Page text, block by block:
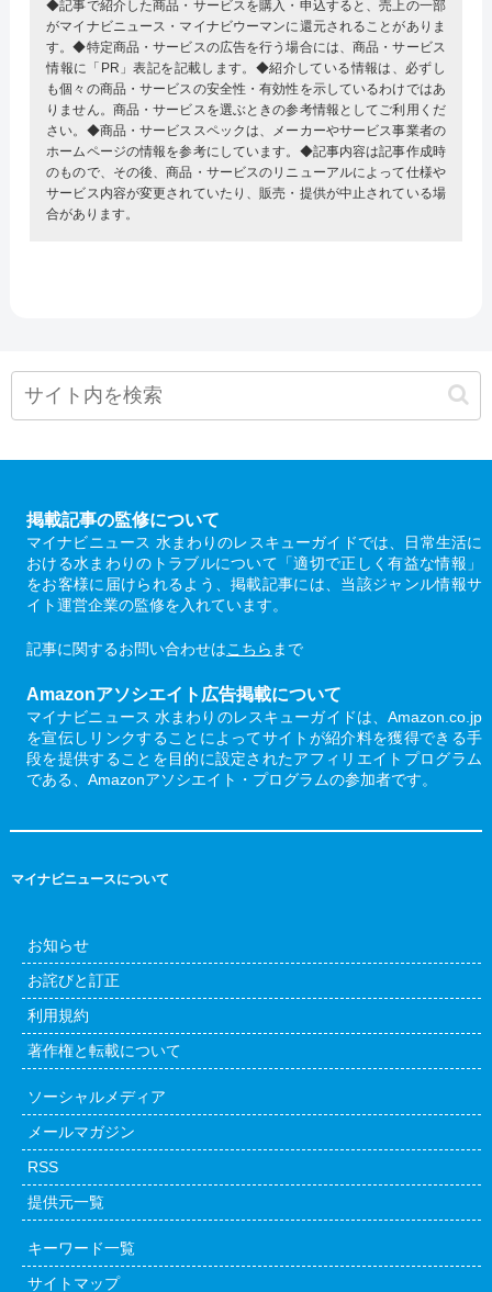
◆記事で紹介した商品・サービスを購入・申込すると、売上の一部
がマイナビニュース・マイナビウーマンに還元されることがありま
す。◆特定商品・サービスの広告を行う場合には、商品・サービス
情報に「PR」表記を記載します。◆紹介している情報は、必ずし
も個々の商品・サービスの安全性・有効性を示しているわけではあ
りません。商品・サービスを選ぶときの参考情報としてご利用くだ
さい。◆商品・サービススペックは、メーカーやサービス事業者の
ホームページの情報を参考にしています。◆記事内容は記事作成時
のもので、その後、商品・サービスのリニューアルによって仕様や
サービス内容が変更されていたり、販売・提供が中止されている場
合があります。
掲載記事の監修について
マイナビニュース 水まわりのレスキューガイドでは、日常生活に
おける水まわりのトラブルについて「適切で正しく有益な情報」
をお客様に届けられるよう、掲載記事には、当該ジャンル情報サ
イト運営企業の監修を入れています。
記事に関するお問い合わせはこちら まで
Amazonアソシエイト広告掲載について
マイナビニュース 水まわりのレスキューガイドは、Amazon.co.jp
を宣伝しリンクすることによってサイトが紹介料を獲得できる手
段を提供することを目的に設定されたアフィリエイトプログラム
である、Amazonアソシエイト・プログラムの参加者です。
マイナビニュースについて
お知らせ
お詫びと訂正
利用規約
著作権と転載について
ソーシャルメディア
メールマガジン
RSS
提供元一覧
キーワード一覧
サイトマップ